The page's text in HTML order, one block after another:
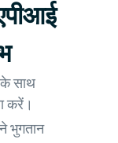
के साथ
करें।
भुगतान